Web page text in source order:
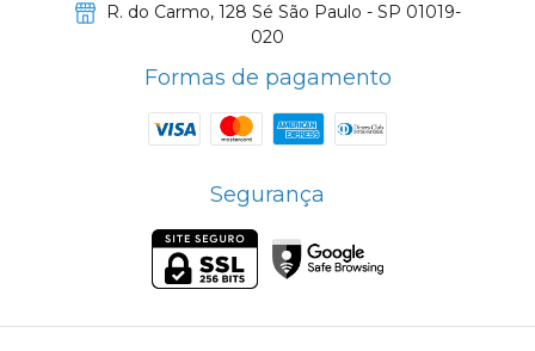
R. do Carmo, 128 Sé São Paulo - SP 01019-
020
Formas de pagamento
Segurança